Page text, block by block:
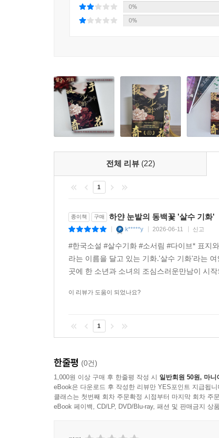
참혹한 과거의 상처를 안은 채 엇갈린 칼날 끝에
번져나간다. 특히 비극적 과거에 함몰되지 않고
0%
0%
전체 리뷰 (22)
1
종이책 구매 하얀 눈밭의 동백꽃 '살수 기화'
k*****y 2026-06-11 신고
#한국소설 #살수기화 #소서림 #다이브* 표지
라는 이름을 달고 있는 기화.'살수 기화'라는
곳에 한 소년과 소녀의 조심스러운만남이 시
이 리뷰가 도움이 되었나요?
1
한줄평 (0건)
1,000원 이상 구매 후 한줄평 작성 시 일반회원 50원, 마니
eBook은 다운로드 후 작성한 리뷰만 YES포인트 지급됩니
클래스는 첫번째 회차 주문확정 시점부터 마지막 회차 주
eBook 페이백, CD/LP, DVD/Blu-ray, 패션 및 판매금지 상